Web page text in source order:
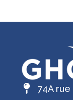
74A rue